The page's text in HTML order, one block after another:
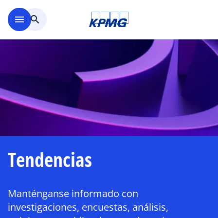
menu search
Tendencias
Manténganse informado con
investigaciones, encuestas, análisis,